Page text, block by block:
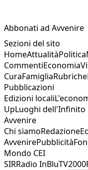
Abbonati ad Avvenire
Sezioni del sito
HomeAttualitàPolitica
CommentiEconomia
CuraFamigliaRubriche
Pubblicazioni
Edizioni locali
UpLuoghi dell'Infinito
Avvenire
Chi siamoRedazione
AvvenirePubblicità
Mondo CEI
SIRRadio InBluTV2000